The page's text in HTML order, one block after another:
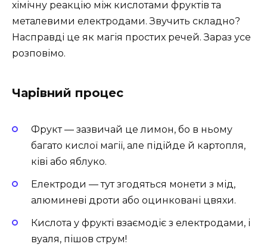
хімічну реакцію між кислотами фруктів та
металевими електродами. Звучить складно?
Насправді це як магія простих речей. Зараз усе
розповімо.
Чарівний процес
Фрукт — зазвичай це лимон, бо в ньому
багато кислої магії, але підійде й картопля,
ківі або яблуко.
Електроди — тут згодяться монети з мід‚
алюминеві дроти або оцинковані цвяхи.
Кислота у фрукті взаємодіє з електродами, і
вуаля, пішов струм!